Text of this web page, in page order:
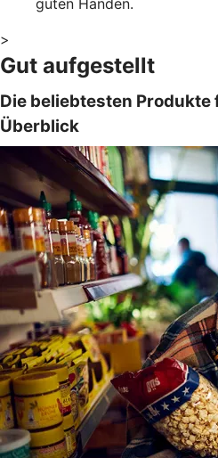
>
Gut aufgestellt
Die beliebtesten
Überblick